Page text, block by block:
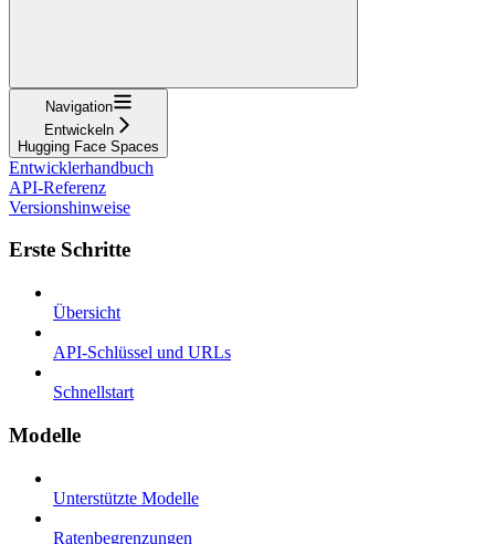
Navigation
Entwickeln
Hugging Face Spaces
Entwicklerhandbuch
API-Referenz
Versionshinweise
Erste Schritte
Übersicht
API-Schlüssel und URLs
Schnellstart
Modelle
Unterstützte Modelle
Ratenbegrenzungen